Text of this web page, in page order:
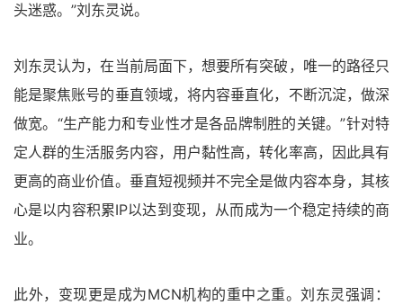
头迷惑。”刘东灵说。
刘东灵认为，在当前局面下，想要所有突破，唯一的路径只
能是聚焦账号的垂直领域，将内容垂直化，不断沉淀，做深
做宽。“生产能力和专业性才是各品牌制胜的关键。”针对特
定人群的生活服务内容，用户黏性高，转化率高，因此具有
更高的商业价值。垂直短视频并不完全是做内容本身，其核
心是以内容积累IP以达到变现，从而成为一个稳定持续的商
业。
此外，变现更是成为MCN机构的重中之重。刘东灵强调：